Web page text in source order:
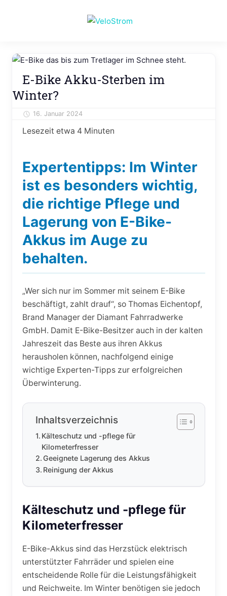
Online-
Magazin
&
Freizeit
E-Bike Akku-Sterben im
Winter?
16. Januar 2024
Lesezeit etwa 4 Minuten
Expertentipps: Im Winter
ist es besonders wichtig,
die richtige Pflege und
Lagerung von E-Bike-
Akkus im Auge zu
behalten.
„Wer sich nur im Sommer mit seinem E-Bike
beschäftigt, zahlt drauf“, so Thomas Eichentopf,
Brand Manager der Diamant Fahrradwerke
GmbH. Damit E-Bike-Besitzer auch in der kalten
Jahreszeit das Beste aus ihren Akkus
herausholen können, nachfolgend einige
wichtige Experten-Tipps zur erfolgreichen
Überwinterung.
Inhaltsverzeichnis
Kälteschutz und -pflege für
Kilometerfresser
Geeignete Lagerung des Akkus
Reinigung der Akkus
Kälteschutz und -pflege für
Kilometerfresser
E-Bike-Akkus sind das Herzstück elektrisch
unterstützter Fahrräder und spielen eine
entscheidende Rolle für die Leistungsfähigkeit
und Reichweite. Im Winter benötigen sie jedoch